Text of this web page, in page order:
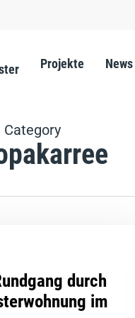
Projekte News
Category
durch
im